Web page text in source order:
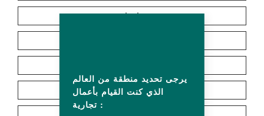
اسيا
أمريكا الشمالية
يرجى تحديد منطقة من العالم
الذي كنت القيام بأعمال
تجارية :